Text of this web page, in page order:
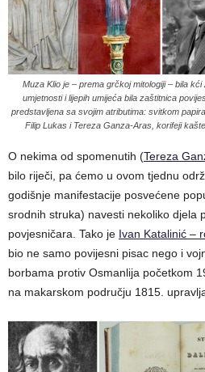
Muza Klio je – prema grčkoj mitologiji – bila
umjetnosti i lijepih umijeća bila zaštitnica
predstavljena sa svojim atributima: svitkom
Filip Lukas i Tereza Ganza-Aras, korifeji
O nekima od spomenutih (Tereza
bilo riječi, pa ćemo u ovom tjednu
godišnje manifestacije posvećene
srodnih struka) navesti nekoliko djela
povjesničara. Tako je Ivan Katalinić –
bio ne samo povijesni pisac nego i
borbama protiv Osmanlija početkom
na makarskom području 1815.